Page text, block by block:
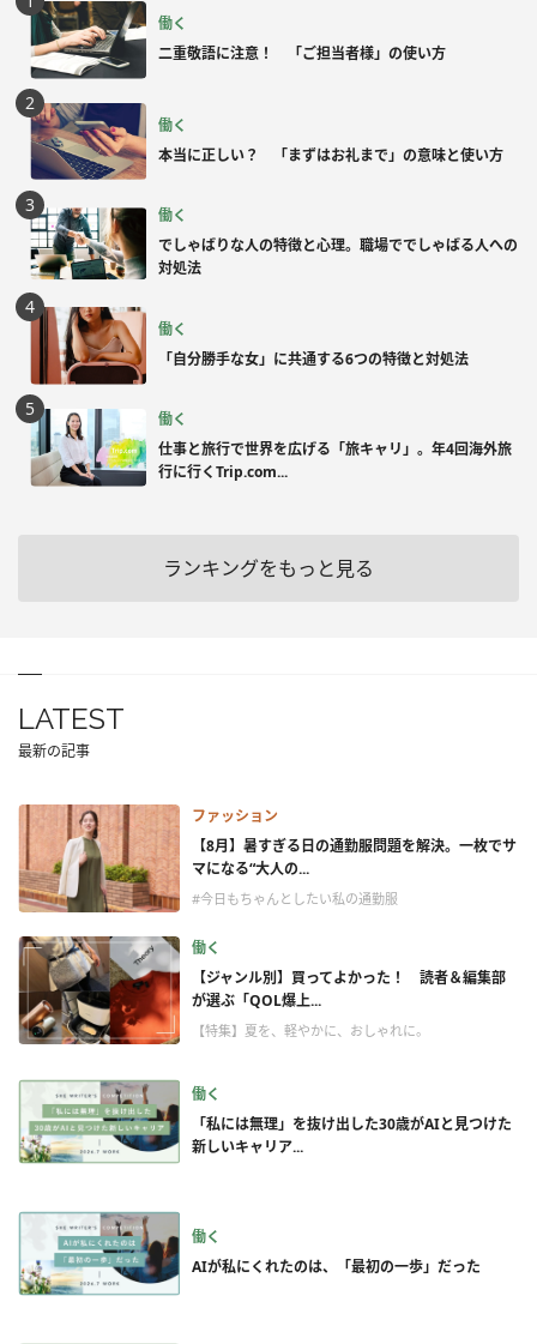
働く
二重敬語に注意！ 「ご担当者様」の使い方
働く
本当に正しい？ 「まずはお礼まで」の意味と使い方
働く
でしゃばりな人の特徴と心理。職場ででしゃばる人への
対処法
働く
「自分勝手な女」に共通する6つの特徴と対処法
働く
仕事と旅行で世界を広げる「旅キャリ」。年4回海外旅
行に行くTrip.com...
ランキングをもっと見る
LATEST
最新の記事
ファッション
【8月】暑すぎる日の通勤服問題を解決。一枚でサ
マになる“大人の...
#今日もちゃんとしたい私の通勤服
働く
【ジャンル別】買ってよかった！ 読者＆編集部
が選ぶ「QOL爆上...
【特集】夏を、軽やかに、おしゃれに。
働く
「私には無理」を抜け出した30歳がAIと見つけた
新しいキャリア...
働く
AIが私にくれたのは、「最初の一歩」だった